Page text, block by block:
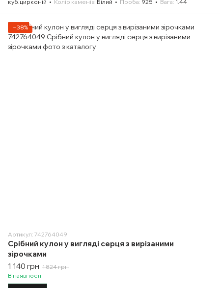
куб.цирконій
Колір каменів Білий Проба 925 Вага 1.44
−38%
Артикул: 742764049
Срібний кулон у вигляді серця з вирізаними
зірочками
1 140 грн 1 824 грн
В наявності